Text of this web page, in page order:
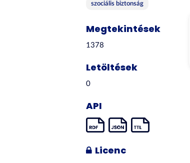
szociális biztonság
Megtekintések
1378
Letöltések
0
API
Licenc